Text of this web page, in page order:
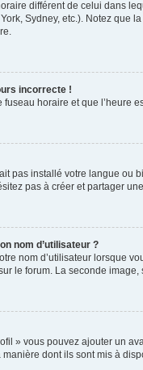
différent de celui dans
Sydney, etc.). Notez que
incorrecte !
horaire et que
pas installé votre langue
pas à créer et partager
nom d’utilisateur ?
nom d’utilisateur lorsque
le forum. La seconde
» vous pouvez ajouter un
dont ils sont mis à